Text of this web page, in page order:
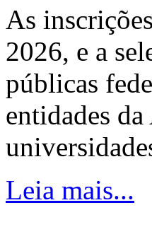
As
2026, e a
públicas
entidades
Leia mais...